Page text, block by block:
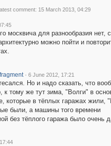
comment: 15 March 2013, 04:29
москвича для разнообразия нет,
можно пойти и
· 6 June 2012, 17:21
Но и надо сказать, что
тому же тут зима, "Волги" в
которые в тёплых гаражах жили,
были, а машины того времени
без тёплого гаража было очень